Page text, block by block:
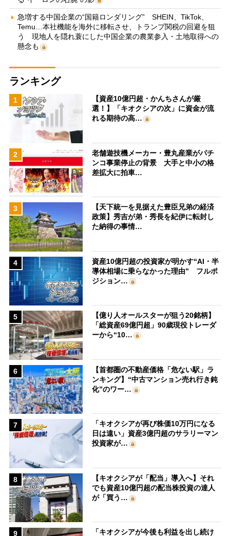
急増する中国企業の“国籍ロンダリング” SHEIN、TikTok、
Temu…本社機能を海外に移転させ、トランプ関税の回避を狙
う 現地人を隠れ蓑にした中国企業の農業参入・土地取得への
懸念も
ランキング
1
【資産10億円超・かんちさんが厳
選！】「キオクシアの次」に資金が流
れる期待の高…
2
老舗遊技機メーカー・豊丸産業がパチ
ンコ事業停止の背景 大手と中小の格
差拡大に拍車…
3
【天下統一を見据えた豊臣兄弟の経済
政策】秀吉が弟・秀長を紀伊に転封し
た納得の事情…
4
資産10億円超の投資家が明かす“AI・半
導体相場に乗らなかった理由” フルポ
ジション…
5
【億り人オールスターが狙う20銘柄】
「総資産69億円超」90歳現役トレーダ
ーから“10…
6
【首都圏の不動産価格「危ない駅」ラ
ンキング】“中古マンション売れ行き鈍
化”のワー…
7
「キオクシアが再び株価10万円になる
日は遠い」資産3億円超のサラリーマン
投資家が…
8
【キオクシアが「配当」導入へ】それ
でも資産10億円超の配当株投資の達人
が「買う…
9
「キオクシアが今後も利益を出し続け